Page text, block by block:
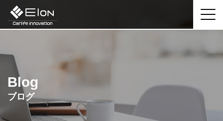
Blog
ブログ